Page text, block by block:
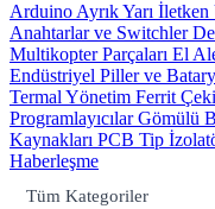
Arduino Ayrık Yarı
Anahtarlar ve Switchler
Multikopter Parçaları El
Endüstriyel Piller ve
Termal Yönetim Ferrit
ProgramlayıcılarGömülü
Kaynakları PCB Tip
Haberleşme
Tüm Kategoriler